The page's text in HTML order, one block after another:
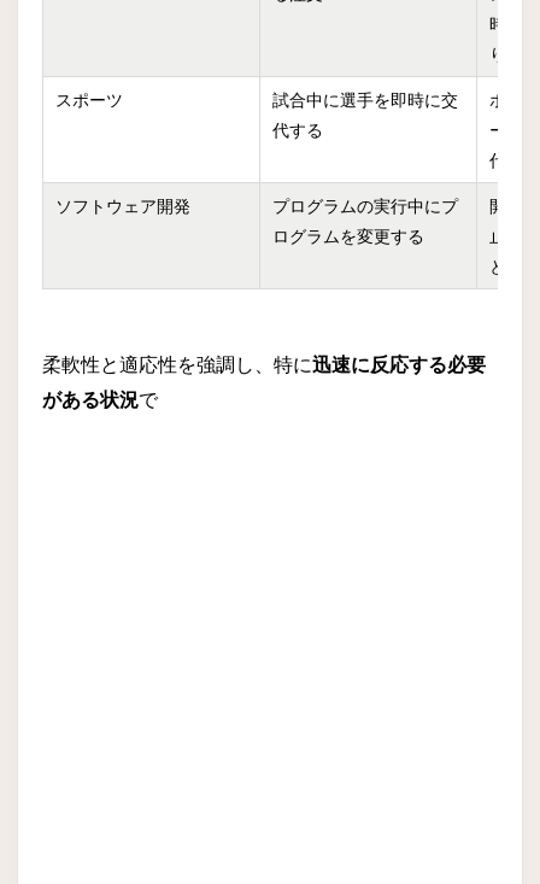
時に
ります
スポーツ
試合中に選手を即時に交
代する
ホッ
ーム
代で
ソフトウェア開発
プログラムの実行中にプ
ログラムを変更する
開発
止せ
とが
柔軟性と適応性を強調し、特に迅速に反応する必要
がある状況で